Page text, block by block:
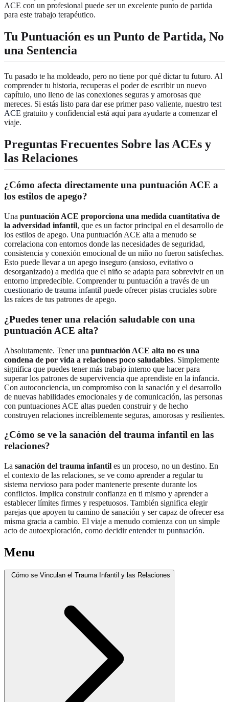
ACE con un profesional puede ser un excelente punto de partida
para este trabajo terapéutico.
Tu Puntuación es un Punto de Partida, No
una Sentencia
Tu pasado te ha moldeado, pero no tiene por qué dictar tu futuro. Al
comprender tu historia, recuperas el poder de escribir un nuevo
capítulo, uno lleno de las conexiones seguras y amorosas que
mereces. Si estás listo para dar ese primer paso valiente, nuestro test
ACE gratuito y confidencial está aquí para ayudarte a comenzar el
viaje.
Preguntas Frecuentes Sobre las ACEs y
las Relaciones
¿Cómo afecta directamente una puntuación ACE a
los estilos de apego?
Una puntuación ACE proporciona una medida cuantitativa de
la adversidad infantil, que es un factor principal en el desarrollo de
los estilos de apego. Una puntuación ACE alta a menudo se
correlaciona con entornos donde las necesidades de seguridad,
consistencia y conexión emocional de un niño no fueron satisfechas.
Esto puede llevar a un apego inseguro (ansioso, evitativo o
desorganizado) a medida que el niño se adapta para sobrevivir en un
entorno impredecible. Comprender tu puntuación a través de un
cuestionario de trauma infantil puede ofrecer pistas cruciales sobre
las raíces de tus patrones de apego.
¿Puedes tener una relación saludable con una
puntuación ACE alta?
Absolutamente. Tener una puntuación ACE alta no es una
condena de por vida a relaciones poco saludables. Simplemente
significa que puedes tener más trabajo interno que hacer para
superar los patrones de supervivencia que aprendiste en la infancia.
Con autoconciencia, un compromiso con la sanación y el desarrollo
de nuevas habilidades emocionales y de comunicación, las personas
con puntuaciones ACE altas pueden construir y de hecho
construyen relaciones increíblemente seguras, amorosas y resilientes.
¿Cómo se ve la sanación del trauma infantil en las
relaciones?
La sanación del trauma infantil es un proceso, no un destino. En
el contexto de las relaciones, se ve como aprender a regular tu
sistema nervioso para poder mantenerte presente durante los
conflictos. Implica construir confianza en ti mismo y aprender a
establecer límites firmes y respetuosos. También significa elegir
parejas que apoyen tu camino de sanación y ser capaz de ofrecer esa
misma gracia a cambio. El viaje a menudo comienza con un simple
acto de autoexploración, como decidirentender tu puntuación.
Menu
Cómo se Vinculan el Trauma Infantil y las Relaciones